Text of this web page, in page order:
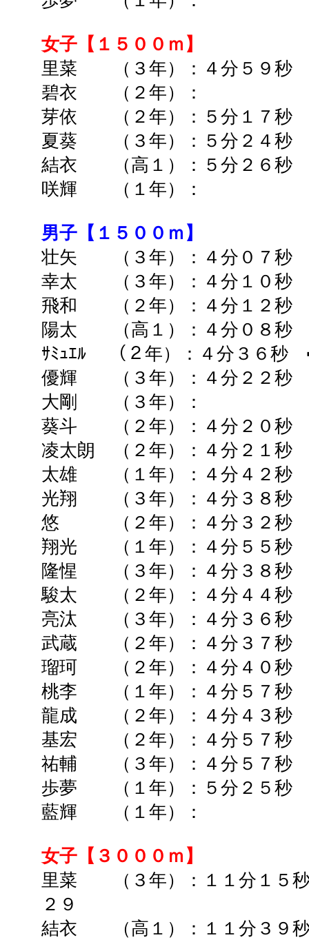
女子【１５００ｍ】
里菜 （３年）：４分５９秒
碧衣 （２年）： ➡
芽依 （２年）：５分１７秒
夏葵 （３年）：５分２４
結衣 （高１）：５分２６秒
咲輝 （１年）： ➡
男子【１５００ｍ】
壮矢 （３年）：４分０７秒
幸太 （３年）：４分１０秒
飛和 （２年）：４分１２秒
陽太 （高１）：４分０８
ｻﾐｭｴﾙ （２年）：４分３６
優輝 （３年）：４分２２秒
大剛 （３年）： ➡
葵斗 （２年）：４分２０秒
凌太朗 （２年）：４分２１
太雄 （１年）：４分４２秒
光翔 （３年）：４分３８秒
悠 （２年）：４分３２秒
翔光 （１年）：４分５５秒
隆惺 （３年）：４分３８秒
駿太 （２年）：４分４４秒
亮汰 （３年）：４分３６秒
武蔵 （２年）：４分３７秒
瑠珂 （２年）：４分４０秒
桃李 （１年）：４分５７秒
龍成 （２年）：４分４３秒
基宏 （２年）：４分５７秒
祐輔 （３年）：４分５７秒
歩夢 （１年）：５分２５秒
藍輝 （１年）： ➡
女子【３０００ｍ】
里菜 （３年）：１１分１５
２９
結衣 （高１）：１１分３９